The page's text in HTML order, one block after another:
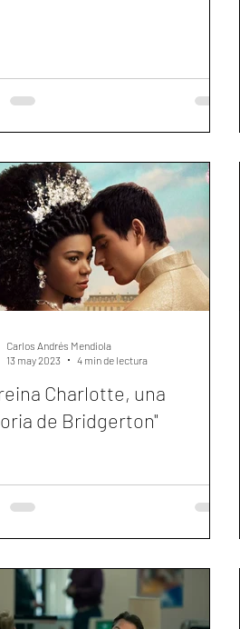
Charlotte, una
de Bridgerton"
Carlos Andrés Mendiola
13 may 2023
4 min de lectura